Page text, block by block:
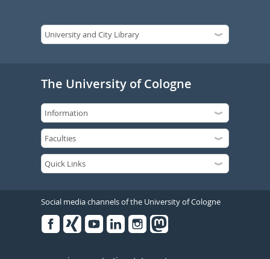
The University of Cologne
Social media channels of the University of Cologne